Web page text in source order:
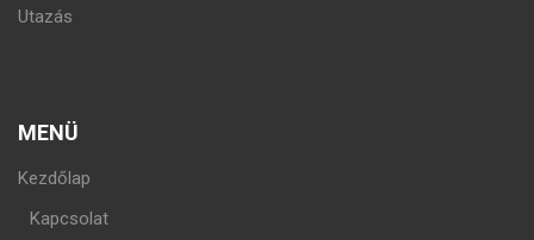
Utazás
MENÜ
Kezdőlap
Kapcsolat